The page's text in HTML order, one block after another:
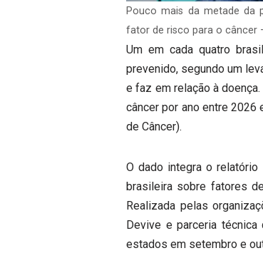
Pouco mais da metade da
fator de risco para o câncer
Um em cada quatro
prevenido, segundo um
e faz em relação à
câncer por ano entre
de Câncer).
O dado integra o
brasileira sobre fatores
Realizada pelas
Devive e parceria
estados em setembro e